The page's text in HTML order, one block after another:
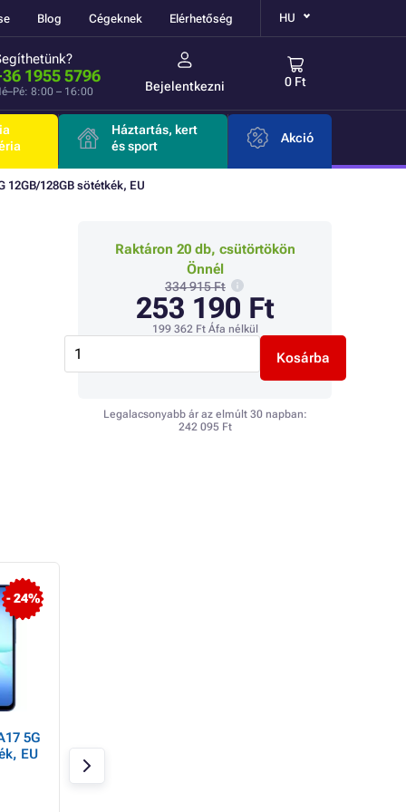
Blog Cégeknek Elérhetőség HU
1955 5796
8:00 – 16:00 Bejelentkezni 0 Ft
Háztartás, kert
és sport
Akció
12GB/128GB sötétkék, EU
Raktáron 20 db, csütörtökön
Önnél
334 915 Ft
253 190 Ft
199 362 FtÁfa nélkül
Kosárba
Legalacsonyabb ár az elmúlt 30 napban:
242 095 Ft
- 24%
5G
EU
C85/6GB/128GB/Zöld